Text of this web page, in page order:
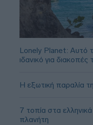
Lonely Planet: Αυτό
ιδανικό για
Η εξωτική παραλία
7 τοπία στα
πλανήτη